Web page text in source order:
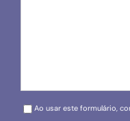
Please leave this field empty.
Ao usar este formulário,